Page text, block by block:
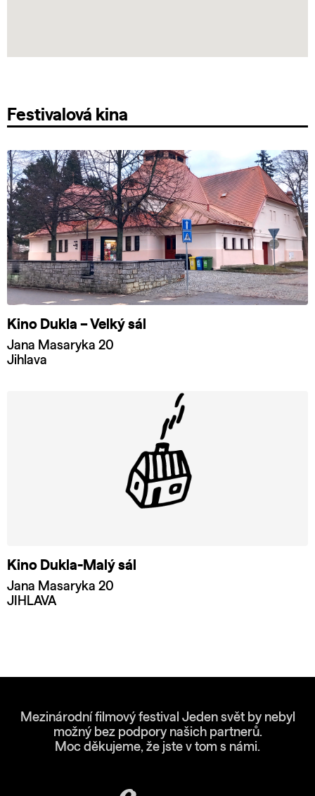
Festivalová kina
Kino Dukla – Velký sál
Jana Masaryka 20
Jihlava
Kino Dukla-Malý sál
Jana Masaryka 20
JIHLAVA
Mezinárodní filmový festival Jeden svět by nebyl
možný bez podpory našich partnerů.
Moc děkujeme, že jste v tom s námi.